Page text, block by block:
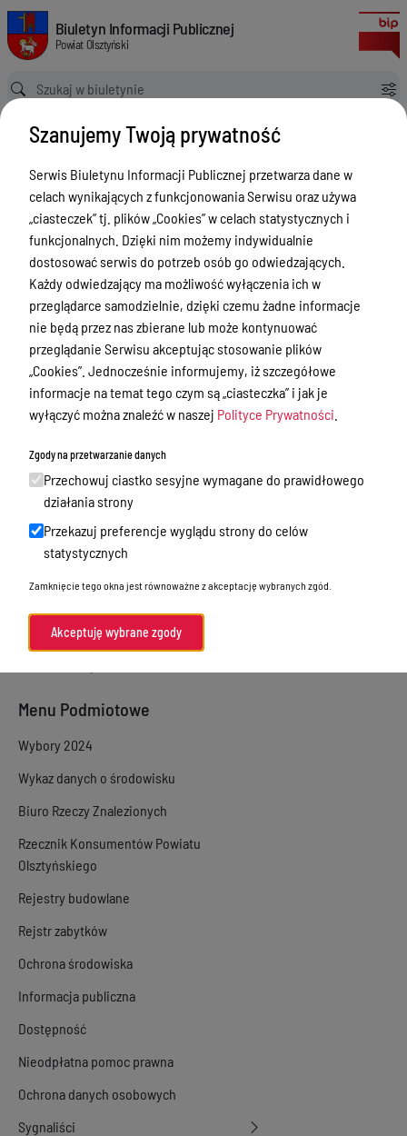
Zgłoszenia budowy 2024
Biuletyn Informacji Publicznej Powiat Olsztyński
Biuletyn Informacji Publicznej
Powiat Olsztyński
Ścieżka powrotu
Strona główna Rejestry budowlane Zgłoszenia budowy 2024
Rejestry budowlane
Menu Przedmiotowe
Kontakt i telefony w urzędzie
Ogłoszenia
Powiat Olsztyński
Rada Powiatu
Starostwo Powiatowe
Zbycie, użytkowanie wieczyste, najem,
dzierżawa, użyczenie
Sprawy załatwiane internetowo
Oświadczenia majątkowe
e-Puap/ e-Doręczenia
Akty prawne
Menu Podmiotowe
Wybory 2024
Wykaz danych o środowisku
Biuro Rzeczy Znalezionych
Rzecznik Konsumentów Powiatu
Olsztyńskiego
Rejestry budowlane
Rejstr zabytków
Ochrona środowiska
Informacja publiczna
Dostępność
Nieodpłatna pomoc prawna
Ochrona danych osobowych
Sygnaliści
Szanujemy Twoją prywatność
Serwis Biuletynu Informacji Publicznej przetwarza dane w
celach wynikających z funkcjonowania Serwisu oraz używa
„ciasteczek” tj. plików „Cookies” w celach statystycznych i
funkcjonalnych. Dzięki nim możemy indywidualnie
dostosować serwis do potrzeb osób go odwiedzających.
Każdy odwiedzający ma możliwość wyłączenia ich w
przeglądarce samodzielnie, dzięki czemu żadne informacje
nie będą przez nas zbierane lub może kontynuować
przeglądanie Serwisu akceptując stosowanie plików
„Cookies”. Jednocześnie informujemy, iż szczegółowe
informacje na temat tego czym są „ciasteczka” i jak je
wyłączyć można znaleźć w naszej Polityce Prywatności
Zgody na przetwarzanie danych
Przechowuj ciastko sesyjne wymagane do prawidłowego
działania strony
Przekazuj preferencje wyglądu strony do celów
statystycznych
Zamknięcie tego okna jest równoważne z akceptację wybranych zgód.
Akceptuję wybrane zgody